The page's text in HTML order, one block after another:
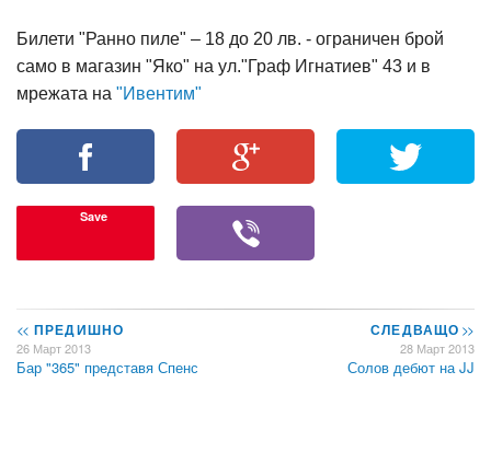
Билети "Ранно пиле" – 18 до 20 лв. - ограничен брой
само в магазин "Яко" на ул."Граф Игнатиев" 43 и в
мрежата на "Ивентим"
Save
<< ПРЕДИШНО
26 Март 2013
Бар "365" представя Спенс
СЛЕДВАЩО>>
28 Март 2013
Солов дебют на JJ